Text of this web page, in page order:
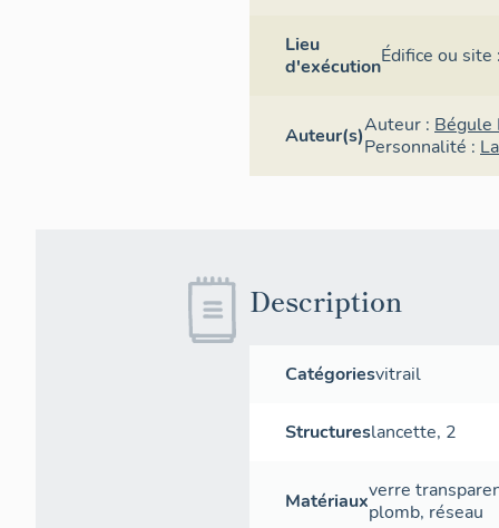
Lieu
d'exécutionÉdifice ou
Auteur(s)Auteur : Bégule
Personnalité :
Description
Catégoriesvitrail
Structureslancette, 2
Matériauxverre
plomb, réseau